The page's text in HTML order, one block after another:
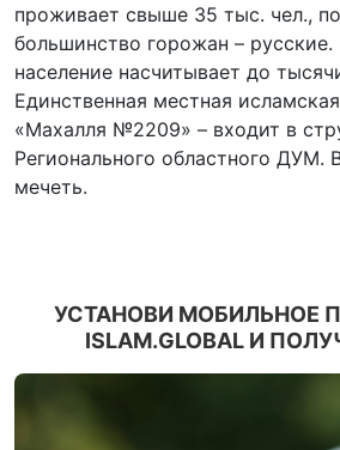
проживает свыше 35 тыс. чел.,
большинство горожан –
население насчитывает до
Единственная местная
«Махалля №2209» – входит в
Регионального областного ДУМ.
мечеть.
УСТАНОВИ МОБИЛЬНОЕ
ISLAM.GLOBAL И